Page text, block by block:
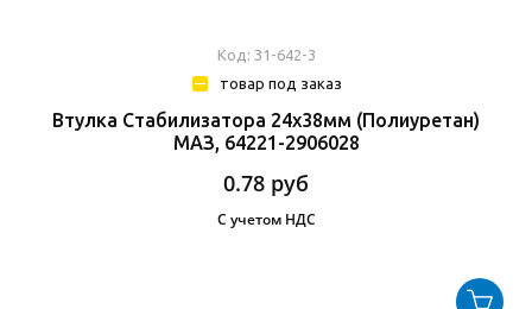
Код: З1-642-3
товар под заказ
Втулка Стабилизатора 24х38мм (полиуретан)
МАЗ, 64221-2906028
0.78 руб
С учетом НДС